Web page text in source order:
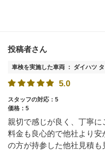
投稿者さん
車検を実施した車両 ： ダイハツ
5.0
スタッフの対応：5
価格：5
親切で感じが良く、丁寧
料金も良心的で他社より
の方が持参した他社見積